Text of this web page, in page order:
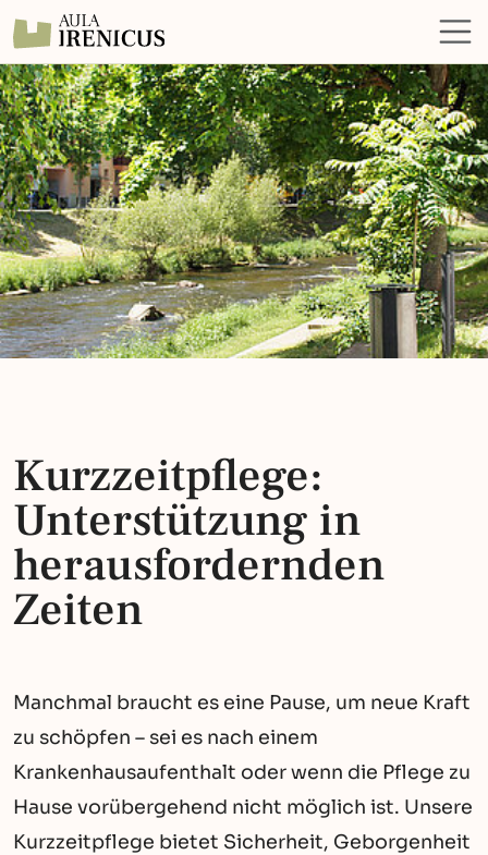
Kurzzeitpflege:
Unterstützung in
herausfordernden
Zeiten
Manchmal braucht es eine Pause, um neue Kraft
zu schöpfen – sei es nach einem
Krankenhausaufenthalt oder wenn die Pflege zu
Hause vorübergehend nicht möglich ist. Unsere
Kurzzeitpflege bietet Sicherheit, Geborgenheit